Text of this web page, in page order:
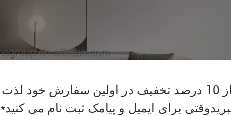
از 10 درصد تخفیف در اولین سفارش خود لذت
برای ایمیل و پیامک ثبت نام می کنید*